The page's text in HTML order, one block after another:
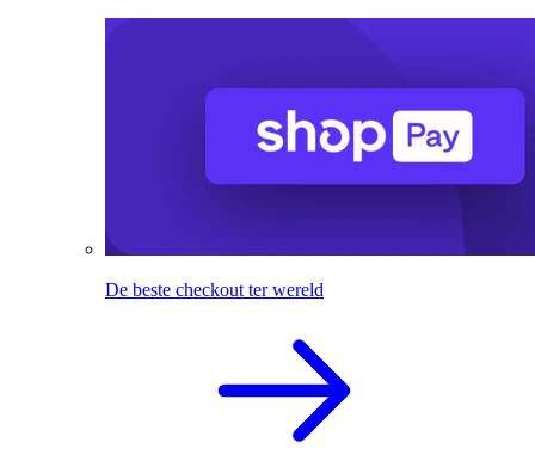
De beste checkout ter wereld